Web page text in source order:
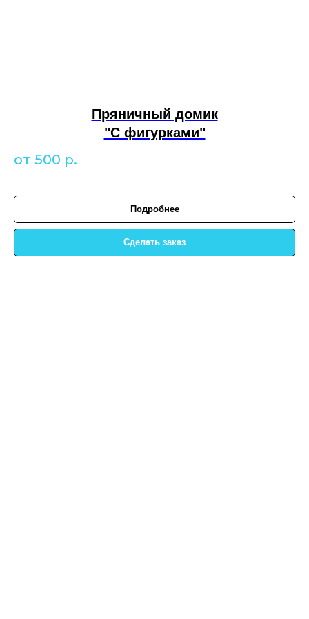
Пряничный домик
"С фигурками"
от 500 р.
Подробнее
Сделать заказ